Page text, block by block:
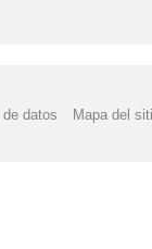
datos Mapa del